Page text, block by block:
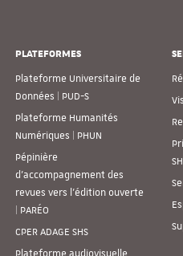
PLATEFORMES
Plateforme Universitaire de
Données | PUD-S
Plateforme Humanités
Numériques | PHUN
Pépinière
d’accompagnement des
revues vers l’édition ouverte
| PARÉO
CPER ADAGE SHS